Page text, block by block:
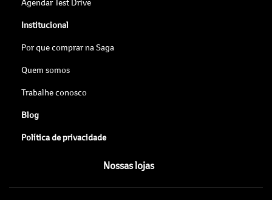
Institucional
Por que comprar na Saga
Quem somos
Trabalhe conosco
Blog
Política de privacidade
Nossas lojas